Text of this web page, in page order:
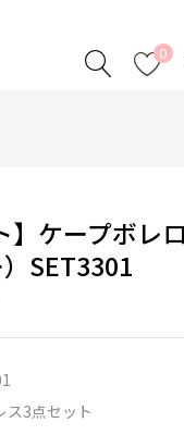
0
】ケープボレ
SET3301
ス3点セット